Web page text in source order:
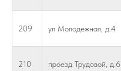
209 ул Молодежная, д.4
210 проезд Трудовой, д.6